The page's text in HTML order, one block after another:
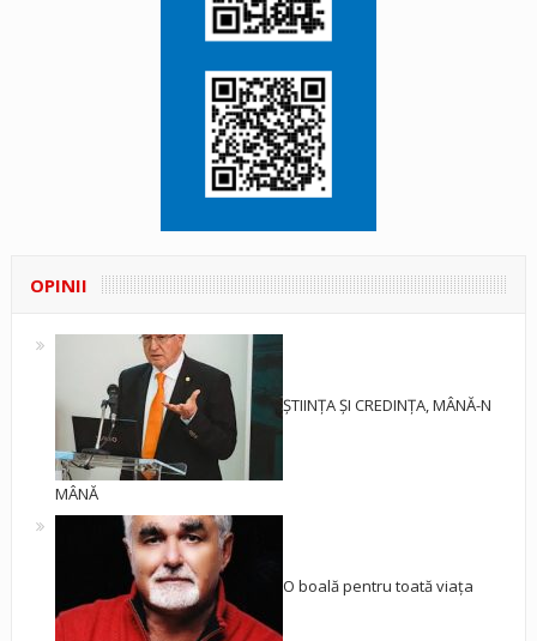
OPINII
ȘTIINȚA ȘI CREDINȚA, MÂNĂ-N
MÂNĂ
O boală pentru toată viața